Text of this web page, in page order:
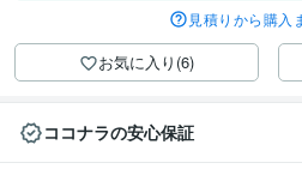
見積りから購入
お気に入り(6)
ココナラの安心保証